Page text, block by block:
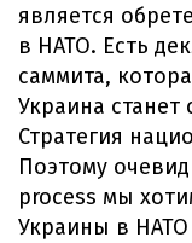
является
в НАТО. Есть
саммита,
Украина станет
Стратегия
Поэтому
process мы
Украины в